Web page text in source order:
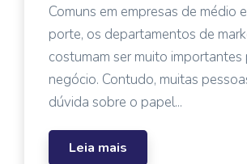
Comuns em empresas de médio
porte, os departamentos de
costumam ser muito importantes
negócio. Contudo, muitas
dúvida sobre o papel...
Leia mais